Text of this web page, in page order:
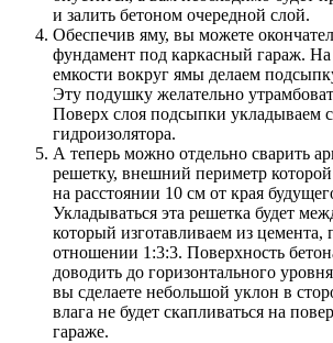
и залить бетоном очередной слой.
Обеспечив яму, вы можете
фундамент под каркасный гараж.
емкости вокруг ямы делаем
Эту подушку желательно
Поверх слоя подсыпки укладываем
гидроизолятора.
А теперь можно отдельно сварить
решетку, внешний периметр которой
на расстоянии 10 см от края
Укладываться эта решетка будет
который изготавливаем из цемента,
отношении 1:3:3. Поверхность
доводить до горизонтального
вы сделаете небольшой уклон в
влага не будет скапливаться на
гараже.